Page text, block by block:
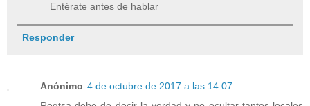
Entérate antes de hablar
Responder
Anónimo 4 de octubre de 2017 a las 14:07